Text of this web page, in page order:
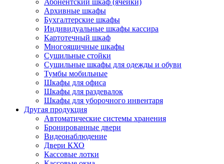
Архивные шкафы
Бухгалтерские шкафы
Индивидуальные шкафы кассира
Картотечный шкаф
Многоящичные шкафы
Сушильные стойки
Сушильные шкафы для одежды и обуви
Тумбы мобильные
Шкафы для офиса
Шкафы для раздевалок
Шкафы для уборочного инвентаря
Другая продукция
Автоматические системы хранения
Бронированные двери
Видеонаблюдение
Двери КХО
Кассовые лотки